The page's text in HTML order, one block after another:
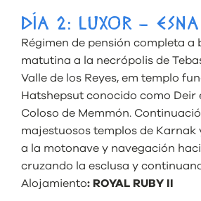
DÍA 2: LUXOR –
Régimen de pensión completa a
matutina a la necrópolis de
Valle de los Reyes, em templo
Hatshepsut conocido como Deir
Coloso de Memmón.
majestuosos templos de Karnak
a la motonave y navegación
cruzando la esclusa y
Alojamiento: ROYAL RUBY II